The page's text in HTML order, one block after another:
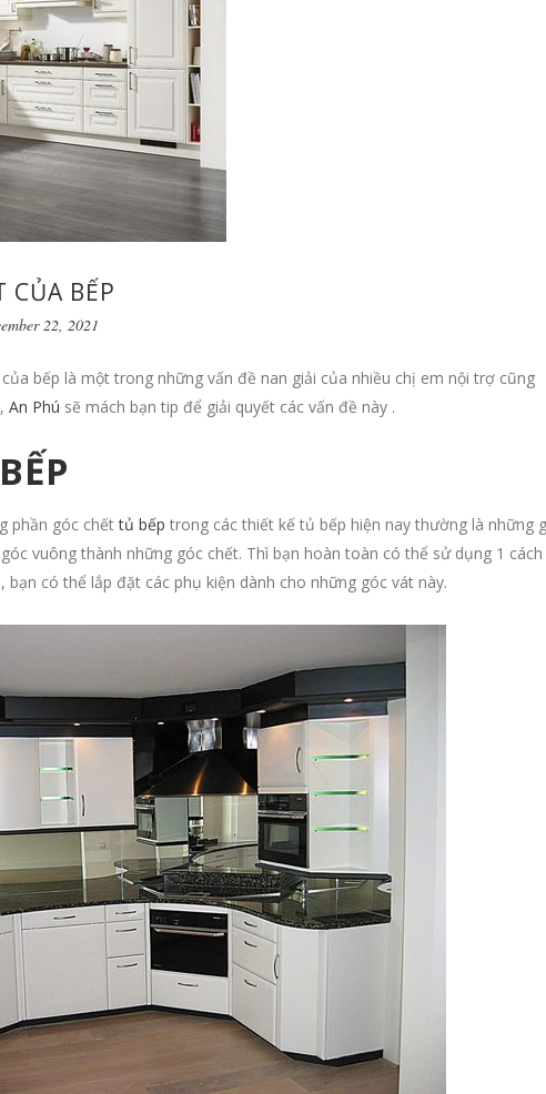
CỦA BẾP
22, 2021
bếp là một trong những vấn đề nan giải của nhiều chị em nội trợ cũng
An Phú sẽ mách bạn tip để giải quyết các vấn đề này .
phần góc chếttủ bếp trong các thiết kế tủ bếp hiện nay thường là những
vuông thành những góc chết. Thì bạn hoàn toàn có thể sử dụng 1 cách
có thể lắp đặt các phụ kiện dành cho những góc vát này.